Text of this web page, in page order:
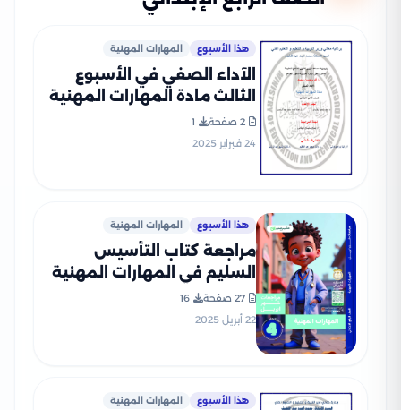
هذا الأسبوع المهارات المهنية
الآداء الصفي في الأسبوع
الثالث مادة المهارات المهنية
للصف الرابع الإبتدائي الترم
الثاني 2025 بصيغة PDF
2 صفحة
1
24 فبراير 2025
هذا الأسبوع المهارات المهنية
مراجعة كتاب التأسيس
السليم في المهارات المهنية
لرابعة ابتدائي على مقرر شهر
أبريل 2025 بصيغة PDF
27 صفحة
16
22 أبريل 2025
هذا الأسبوع المهارات المهنية